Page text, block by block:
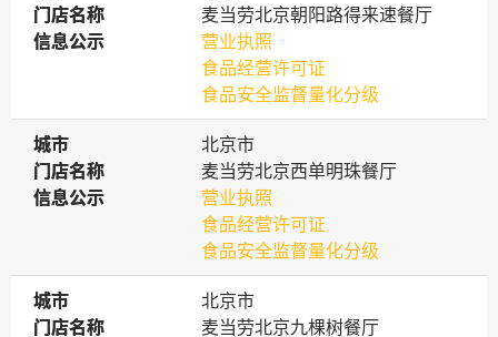
门店名称
门店名称
麦当劳北京朝阳路得来速餐厅
信息公示
信息公示
营业执照
食品经营许可证
食品安全监督量化分级
城市
城市
北京市
门店名称
门店名称
麦当劳北京西单明珠餐厅
信息公示
信息公示
营业执照
食品经营许可证
食品安全监督量化分级
城市
城市
北京市
门店名称
门店名称
麦当劳北京九棵树餐厅